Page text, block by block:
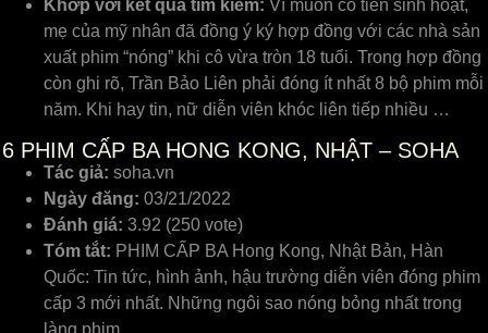
Khớp với kết quả tìm kiếm: Vì muốn có tiền sinh hoạt,
mẹ của mỹ nhân đã đồng ý ký hợp đồng với các nhà sản
xuất phim “nóng” khi cô vừa tròn 18 tuổi. Trong hợp đồng
còn ghi rõ, Trần Bảo Liên phải đóng ít nhất 8 bộ phim mỗi
năm. Khi hay tin, nữ diễn viên khóc liên tiếp nhiều …
6 PHIM CẤP BA HONG KONG, NHẬT – SOHA
Tác giả: soha.vn
Ngày đăng: 03/21/2022
Đánh giá: 3.92 (250 vote)
Tóm tắt: PHIM CẤP BA Hong Kong, Nhật Bản, Hàn
Quốc: Tin tức, hình ảnh, hậu trường diễn viên đóng phim
cấp 3 mới nhất. Những ngôi sao nóng bỏng nhất trong
làng phim